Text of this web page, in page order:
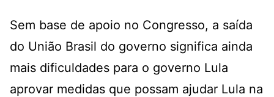
Sem base de apoio no Congresso, a saída
do União Brasil do governo significa ainda
mais dificuldades para o governo Lula
aprovar medidas que possam ajudar Lula na